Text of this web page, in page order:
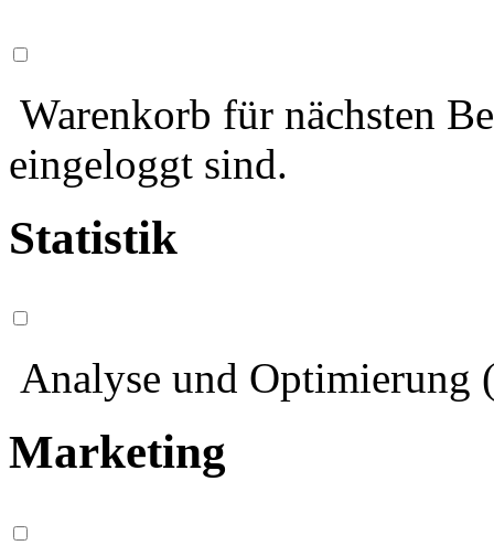
Warenkorb für nächsten
eingeloggt sind.
Statistik
Analyse und Optimierung
Marketing